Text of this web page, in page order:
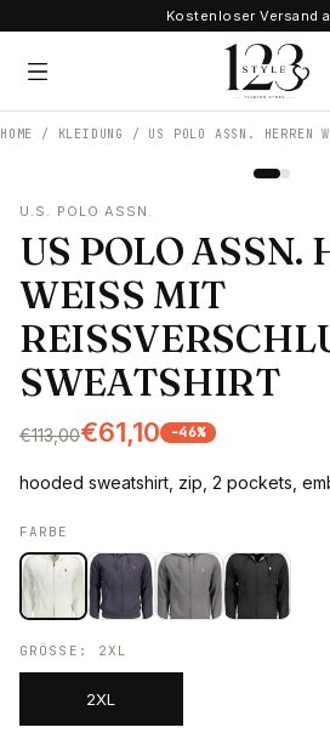
Kostenloser Versand
HOME / KLEIDUNG / US POLO ASSN. HERREN WEISS
U.S. POLO ASSN.
US POLO ASSN.
WEISS MIT
SWEATSHIRT
€113,00€61,10 -46%
hooded sweatshirt, zip, 2 pockets,
FARBE
GRÖSSE : 2XL
2XL